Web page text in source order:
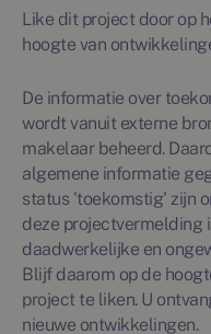
Like dit project door op
hoogte van
De informatie over
wordt vanuit externe
makelaar beheerd.
algemene informatie
status 'toekomstig' zijn
deze projectvermelding
daadwerkelijke en
Blijf daarom op de
project te liken. U
nieuwe ontwikkelingen.